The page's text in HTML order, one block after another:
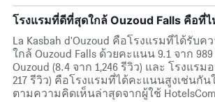
โรงแรมที่ดีที่สุดใกล้ Ouzoud Falls คือที่
La Kasbah d'Ouzoud คือโรงแรมที่ได้รับ
ใกล้ Ouzoud Falls ด้วยคะแนน 9.1 จาก
Ouzoud (8.4 จาก 1,246 รีวิว) และ โรงแรม
217 รีวิว) คือโรงแรมที่ได้คะแนนสูงเช่นกัน
ตามความคิดเห็นล่าสุดจากผู้ใช้